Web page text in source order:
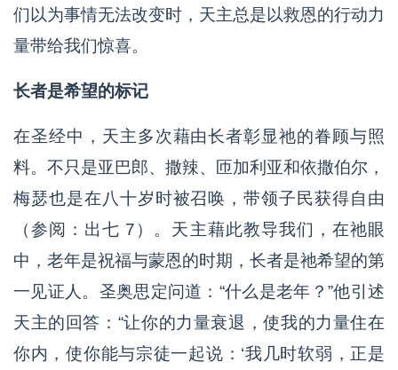
们以为事情无法改变时，天主总是以救恩的行动力
量带给我们惊喜。
长者是希望的标记
在圣经中，天主多次藉由长者彰显祂的眷顾与照
料。不只是亚巴郎、撒辣、匝加利亚和依撒伯尔，
梅瑟也是在八十岁时被召唤，带领子民获得自由
（参阅：出七 7）。天主藉此教导我们，在祂眼
中，老年是祝福与蒙恩的时期，长者是祂希望的第
一见证人。圣奥思定问道：“什么是老年？”他引述
天主的回答：“让你的力量衰退，使我的力量住在
你内，使你能与宗徒一起说：‘我几时软弱，正是